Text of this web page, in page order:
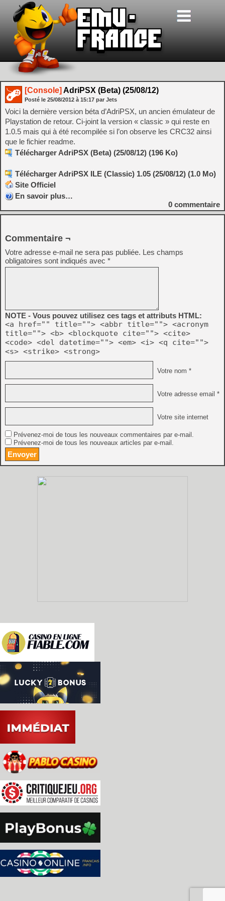
[Console] AdriPSX (Beta) (25/08/12)
Posté le 25/08/2012 à 15:17 par Jets
Voici la dernière version béta d’AdriPSX, un ancien émulateur de
Playstation de retour. Ci-joint la version « classic » qui reste en
1.0.5 mais qui à été recompilée si l’on observe les CRC32 ainsi
que le fichier readme.
Télécharger AdriPSX (Beta) (25/08/12) (196 Ko)
Télécharger AdriPSX ILE (Classic) 1.05 (25/08/12) (1.0 Mo)
Site Officiel
En savoir plus…
0 commentaire
Commentaire ¬
Votre adresse e-mail ne sera pas publiée. Les champs
obligatoires sont indiqués avec *
NOTE - Vous pouvez utilisez ces tags et attributs HTML:
<a href="" title=""> <abbr title=""> <acronym
title=""> <b> <blockquote cite=""> <cite>
<code> <del datetime=""> <em> <i> <q cite="">
<s> <strike> <strong>
Votre nom *
Votre adresse email *
Votre site internet
Prévenez-moi de tous les nouveaux commentaires par e-mail.
Prévenez-moi de tous les nouveaux articles par e-mail.